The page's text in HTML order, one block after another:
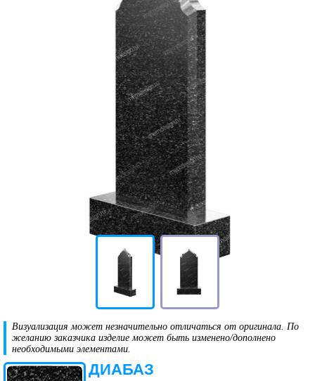
Визуализация может незначительно отличаться от оригинала. По
желанию заказчика изделие может быть изменено/дополнено
необходимыми элементами.
ДИАБАЗ